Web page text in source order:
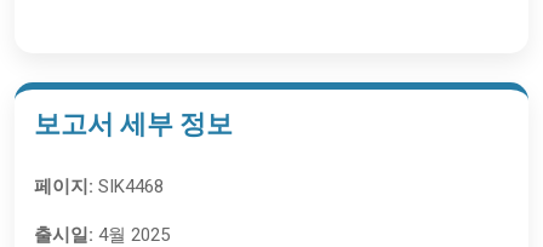
보고서 세부 정보
페이지: SIK4468
출시일: 4월 2025